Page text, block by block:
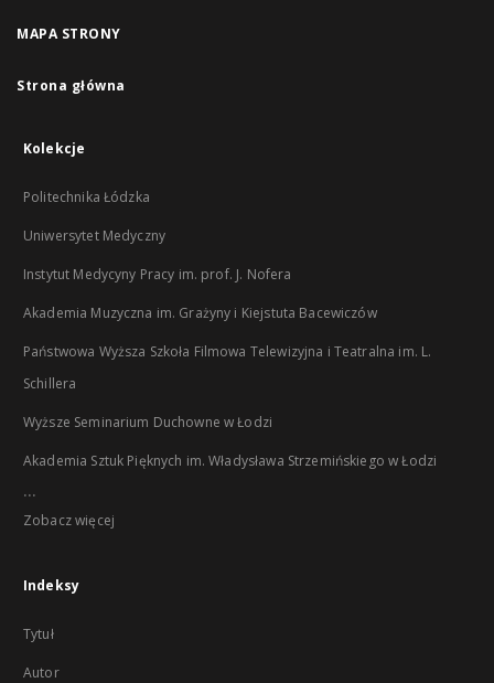
MAPA STRONY
Strona główna
Kolekcje
Politechnika Łódzka
Uniwersytet Medyczny
Instytut Medycyny Pracy im. prof. J. Nofera
Akademia Muzyczna im. Grażyny i Kiejstuta Bacewiczów
Państwowa Wyższa Szkoła Filmowa Telewizyjna i Teatralna im. L.
Schillera
Wyższe Seminarium Duchowne w Łodzi
Akademia Sztuk Pięknych im. Władysława Strzemińskiego w Łodzi
...
Zobacz więcej
Indeksy
Tytuł
Autor